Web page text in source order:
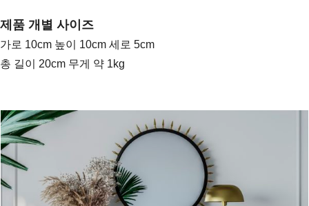
제품 개별 사이즈
가로 10cm 높이 10cm 세로 5cm
총 길이 20cm 무게 약 1kg